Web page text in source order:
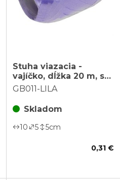
Stuha viazacia -
vajíčko, dĺžka 20 m, sv.
fialová farba
GB011-LILA
Skladom
10 5 5cm
0,31 €